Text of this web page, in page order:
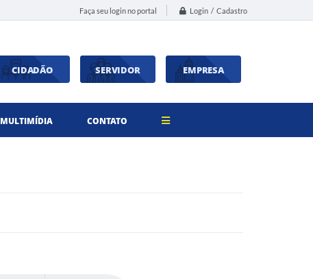
Faça seu login no portal Login / Cadastro
CIDADÃO SERVIDOR EMPRESA
MULTIMÍDIA CONTATO